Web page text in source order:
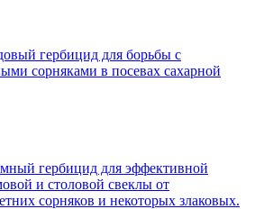
гербицид для борьбы с
сорняками в посевах сахарной
гербицид для эффективной
и столовой свеклы от
сорняков и некоторых злаковых.